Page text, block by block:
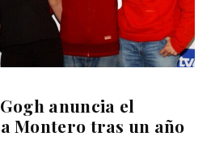
anuncia el
Montero tras un año